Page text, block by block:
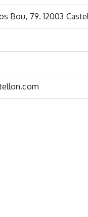
Bou, 79. 12003